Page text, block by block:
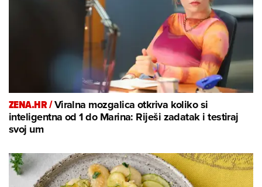
ZENA.HR /Viralna mozgalica otkriva koliko si
inteligentna od 1 do Marina: Riješi zadatak i testiraj
svoj um